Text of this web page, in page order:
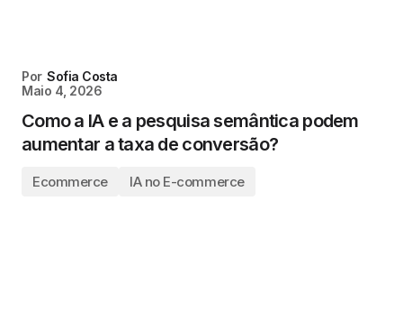
Por Sofia Costa
Maio 4, 2026
Como a IA e a pesquisa semântica podem
aumentar a taxa de conversão?
Ecommerce IA no E-commerce